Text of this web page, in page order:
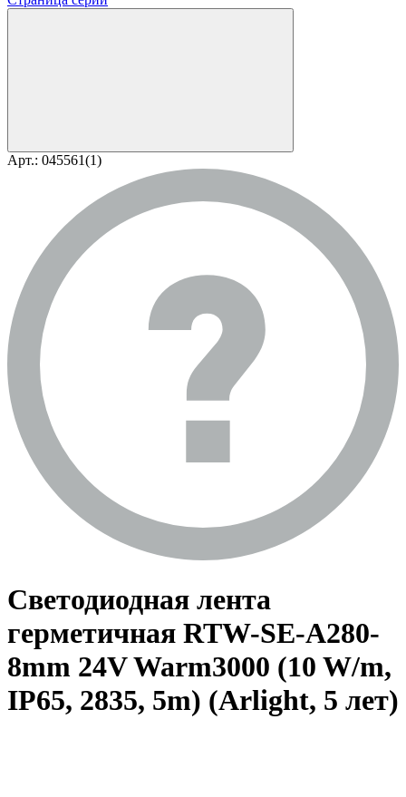
Арт.: 045561(1)
Светодиодная лента
герметичная RTW-SE-A280-
8mm 24V Warm3000 (10 W/m,
IP65, 2835, 5m) (Arlight, 5 лет)